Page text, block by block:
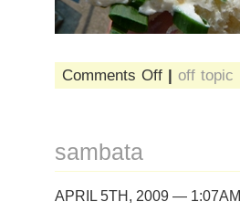
Comments Offon
la
| off topic
sambata
APRIL 5TH, 2009 — 1:07AM